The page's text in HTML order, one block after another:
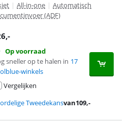
| All-in-one | Automatisch
(ADF)
,-
Op voorraad
sneller op te halen in 17
winkels
Vergelijken
Tweedekansvan109,-